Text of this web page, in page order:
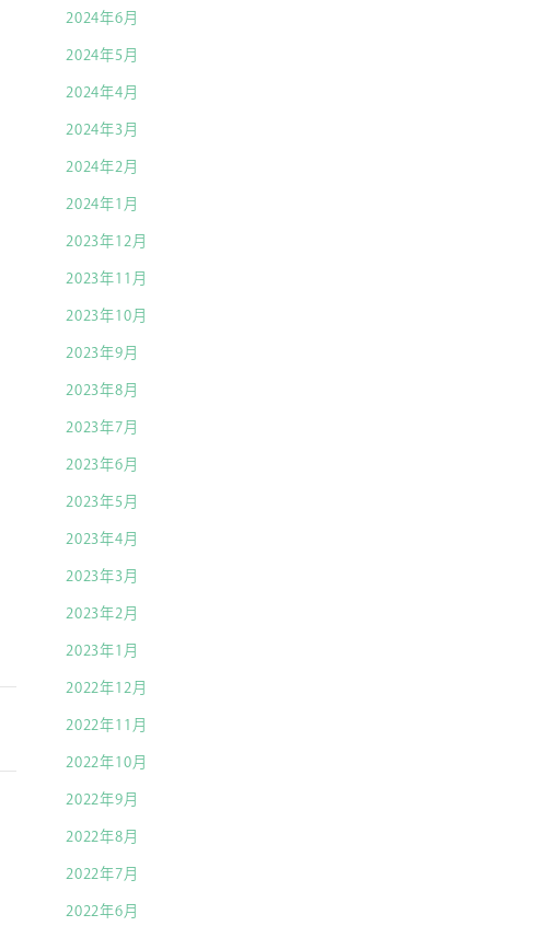
2024年6月
2024年5月
2024年4月
2024年3月
2024年2月
2024年1月
2023年12月
2023年11月
2023年10月
2023年9月
2023年8月
2023年7月
2023年6月
2023年5月
2023年4月
2023年3月
2023年2月
2023年1月
2022年12月
2022年11月
2022年10月
2022年9月
2022年8月
2022年7月
2022年6月